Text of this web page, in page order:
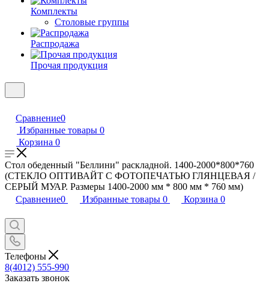
Комплекты
Столовые группы
Распродажа
Прочая продукция
Сравнение0
Избранные товары 0
Корзина 0
Стол обеденный "Беллини" раскладной. 1400-2000*800*760
(СТЕКЛО ОПТИВАЙТ С ФОТОПЕЧАТЬЮ ГЛЯНЦЕВАЯ /
СЕРЫЙ МУАР. Размеры 1400-2000 мм * 800 мм * 760 мм)
Сравнение0 Избранные товары 0 Корзина 0
Телефоны
8(4012) 555-990
Заказать звонок